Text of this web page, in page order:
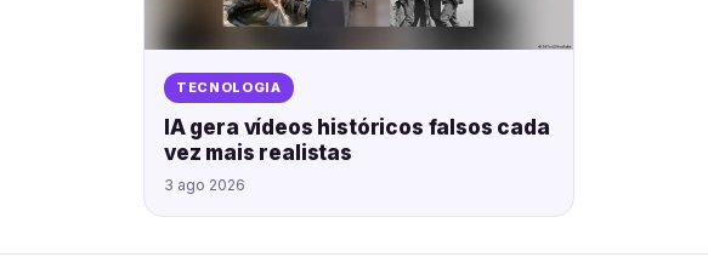
TECNOLOGIA
IA gera vídeos históricos falsos cada
vez mais realistas
3 ago 2026